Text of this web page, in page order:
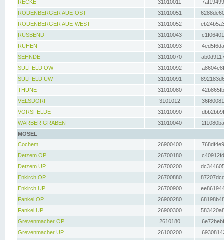
RECKE
31010011
RODENBERGER AUE-OST
31010051
RODENBERGER AUE-WEST
31010052
RUSBEND
31010043
RÜHEN
31010093
SEHNDE
31010070
SÜLFELD OW
31010092
SÜLFELD UW
31010091
THUNE
31010080
VELSDORF
3101012
VORSFELDE
31010090
WARBER GRABEN
31010040
MOSEL
Cochem
26900400
Detzem OP
26700180
Detzem UP
26700200
Enkirch OP
26700880
Enkirch UP
26700900
Fankel OP
26900280
Fankel UP
26900300
Grevenmacher OP
2610180
Grevenmacher UP
26100200